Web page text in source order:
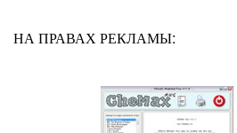
НА ПРАВАХ РЕКЛАМЫ: